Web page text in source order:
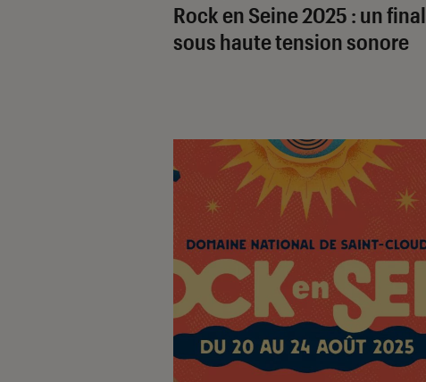
Rock en Seine 2025 : un final
sous haute tension sonore